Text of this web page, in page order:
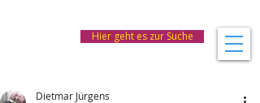
Hier geht es zur Suche
Dietmar Jürgens